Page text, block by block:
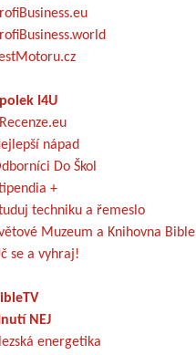
I4U
nápad
Do Škol
+
techniku a řemeslo
Muzeum a Knihovna Bible
se a vyhraj!
NEJ
energetika